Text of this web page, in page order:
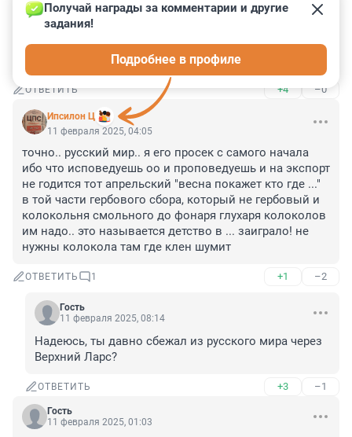
Написали бы лучше: а куда вообще сливать отходы?
Инфраструктура мусоропереработки вообще
практически отсутствует….То, что осталось с светских
времен развалилось, нового ничего не создано……
ОТВЕТИТЬ +4 –0
Ипсилон Ц
Получай награды за комментарии и другие
задания!
Подробнее в профиле
11 февраля 2025, 04:05
точно.. русский мир.. я его просек с самого начала
ибо что исповедуешь оо и проповедуешь и на экспорт
не годится тот апрельский "весна покажет кто где ..."
в той части гербового сбора, который не гербовый и
колокольня смольного до фонаря глухаря колоколов
им надо.. это называется детство в ... заиграло! не
нужны колокола там где клен шумит
ОТВЕТИТЬ 1 +1 –2
Гость
11 февраля 2025, 08:14
Надеюсь, ты давно сбежал из русского мира через
Верхний Ларс?
ОТВЕТИТЬ +3 –1
Гость
11 февраля 2025, 01:03